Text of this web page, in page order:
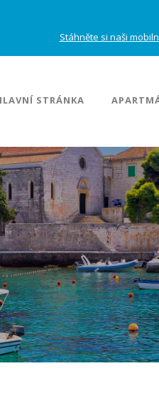
Stáhněte si naši
STRÁNKA